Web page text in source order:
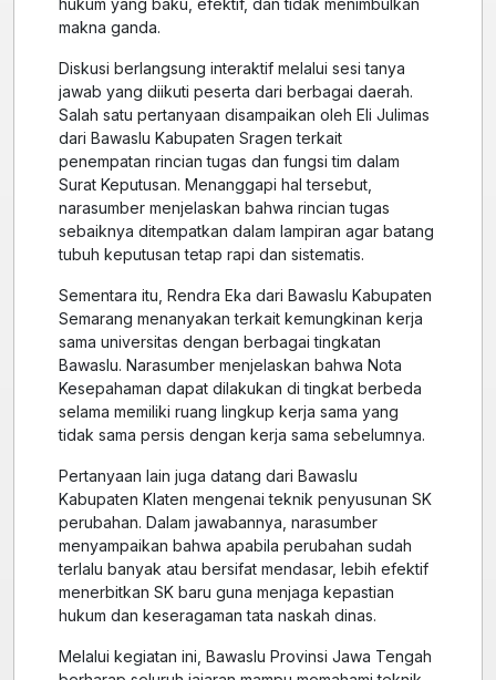
hukum yang baku, efektif, dan tidak menimbulkan
makna ganda.
Diskusi berlangsung interaktif melalui sesi tanya
jawab yang diikuti peserta dari berbagai daerah.
Salah satu pertanyaan disampaikan oleh Eli Julimas
dari Bawaslu Kabupaten Sragen terkait
penempatan rincian tugas dan fungsi tim dalam
Surat Keputusan. Menanggapi hal tersebut,
narasumber menjelaskan bahwa rincian tugas
sebaiknya ditempatkan dalam lampiran agar batang
tubuh keputusan tetap rapi dan sistematis.
Sementara itu, Rendra Eka dari Bawaslu Kabupaten
Semarang menanyakan terkait kemungkinan kerja
sama universitas dengan berbagai tingkatan
Bawaslu. Narasumber menjelaskan bahwa Nota
Kesepahaman dapat dilakukan di tingkat berbeda
selama memiliki ruang lingkup kerja sama yang
tidak sama persis dengan kerja sama sebelumnya.
Pertanyaan lain juga datang dari Bawaslu
Kabupaten Klaten mengenai teknik penyusunan SK
perubahan. Dalam jawabannya, narasumber
menyampaikan bahwa apabila perubahan sudah
terlalu banyak atau bersifat mendasar, lebih efektif
menerbitkan SK baru guna menjaga kepastian
hukum dan keseragaman tata naskah dinas.
Melalui kegiatan ini, Bawaslu Provinsi Jawa Tengah